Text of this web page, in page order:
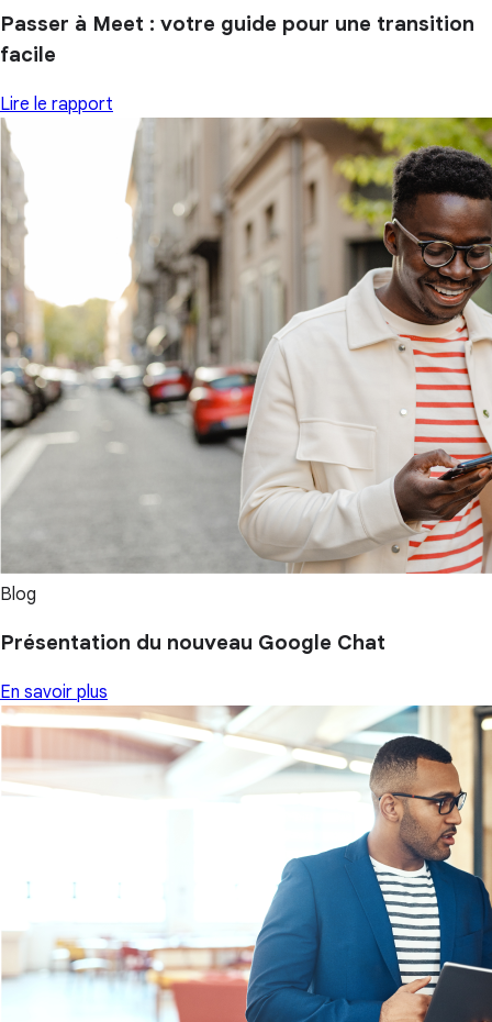
Passer à Meet : votre guide pour une transition
facile
Lire le rapport
Blog
Présentation du nouveau Google Chat
En savoir plus